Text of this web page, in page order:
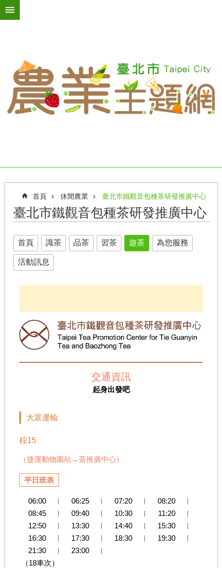
跳到主要內容區塊
活
動
訊
屋
農
遊
閒
業
球･
首頁 休閒農業 臺北市鐵觀音包種茶研發推廣中心
臺北市鐵觀音包種茶研發推廣中心
首頁 識茶 品茶 習茶 遊茶 為您服務
活動訊息
交通資訊
起身出發吧
大眾運輸
棕15
（捷運動物園站→茶推廣中心）
平日班表
06:00 ︱ 06:25 ︱ 07:20 ︱ 08:20
︱
08:45
︱ 09:40 ︱ 10:30 ︱ 11:20
︱
12:50
︱ 13:30 ︱ 14:40 ︱ 15:30
︱
16:30
︱ 17:30 ︱ 18:30 ︱ 19:30
︱
21:30
︱ 23:00
︱
（18車次）